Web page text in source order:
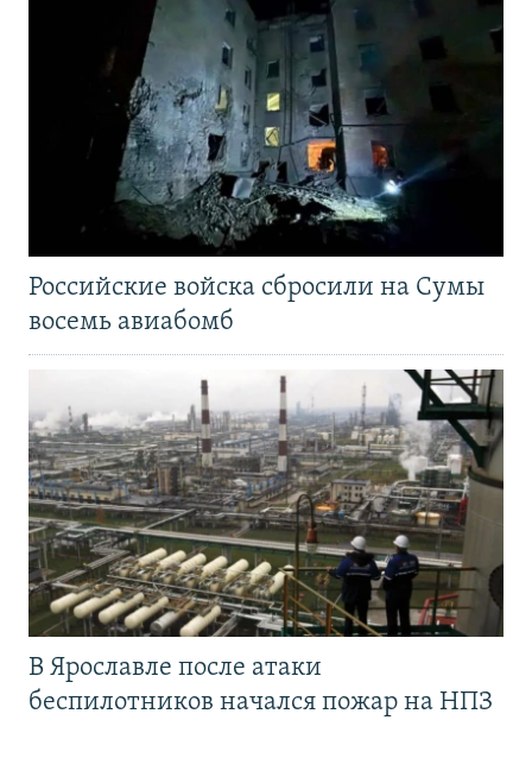
Российские войска сбросили на Сумы
восемь авиабомб
В Ярославле после атаки
беспилотников начался пожар на НПЗ